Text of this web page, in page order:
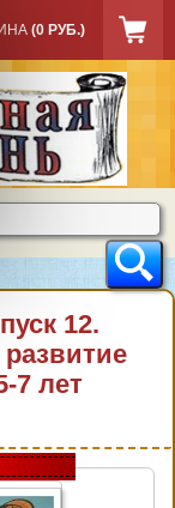
(0 РУБ.)
12.
7 лет